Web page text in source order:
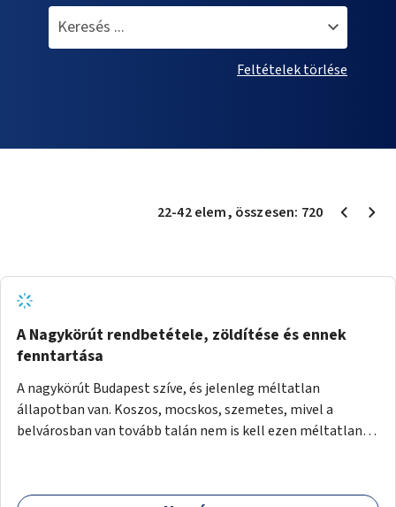
Feltételek törlése
22-42elem, összesen: 720
A Nagykörút rendbetétele, zöldítése és ennek
fenntartása
A nagykörút Budapest szíve, és jelenleg méltatlan
állapotban van. Koszos, mocskos, szemetes, mivel a
belvárosban van tovább talán nem is kell ezen méltatlan,
tisztán tartásával, és nagy szükség lenne megfelelő